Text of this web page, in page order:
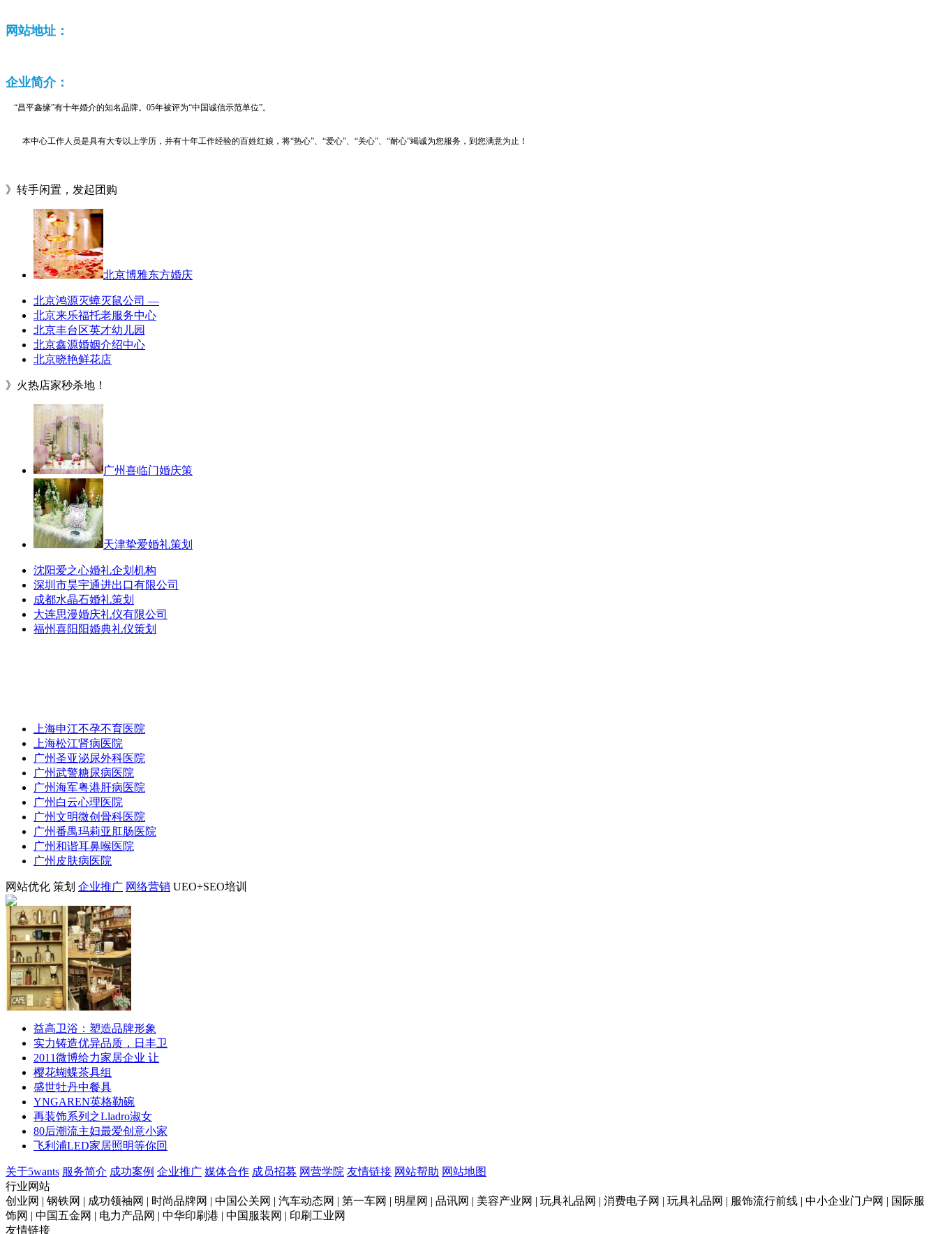
网站地址：
企业简介：
“昌平鑫缘”有十年婚介的知名品牌。05年被评为“中国诚信示范单位”。
本中心工作人员是具有大专以上学历，并有十年工作经验的百姓红娘，将“热心”、“爱心”、“关心”、“耐心”竭诚为您服务，到您满意为止！
》转手闲置，发起团购
北京博雅东方婚庆
北京鸿源灭蟑灭鼠公司 —
北京来乐福托老服务中心
北京丰台区英才幼儿园
北京鑫源婚姻介绍中心
北京晓艳鲜花店
》火热店家秒杀地！
广州喜临门婚庆策
天津挚爱婚礼策划
沈阳爱之心婚礼企划机构
深圳市昊宇通进出口有限公司
成都水晶石婚礼策划
大连思漫婚庆礼仪有限公司
福州喜阳阳婚典礼仪策划
上海申江不孕不育医院
上海松江肾病医院
广州圣亚泌尿外科医院
广州武警糖尿病医院
广州海军粤港肝病医院
广州白云心理医院
广州文明微创骨科医院
广州番禺玛莉亚肛肠医院
广州和谐耳鼻喉医院
广州皮肤病医院
网站优化 策划 企业推广 网络营销 UEO+SEO培训
益高卫浴：塑造品牌形象
实力铸造优异品质，日丰卫
2011微博给力家居企业 让
樱花蝴蝶茶具组
盛世牡丹中餐具
YNGAREN英格勒碗
再装饰系列之Lladro淑女
80后潮流主妇最爱创意小家
飞利浦LED家居照明等你回
关于5wants 服务简介 成功案例 企业推广 媒体合作 成员招募 网营学院 友情链接 网站帮助 网站地图
行业网站
创业网 | 钢铁网 | 成功领袖网 | 时尚品牌网 | 中国公关网 | 汽车动态网 | 第一车网 | 明星网 | 品讯网 | 美容产业网 | 玩具礼品网 | 消费电子网 | 玩具礼品网 | 服饰流行前线 | 中小企业门户网 | 国际服
饰网 | 中国五金网 | 电力产品网 | 中华印刷港 | 中国服装网 | 印刷工业网
友情链接